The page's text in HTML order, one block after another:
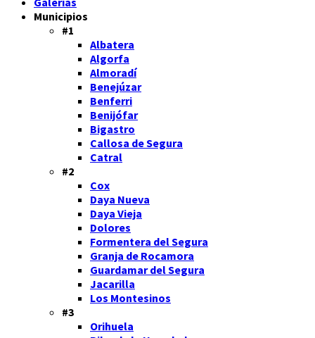
Municipios
#1
Albatera
Algorfa
Almoradí
Benejúzar
Benferri
Benijófar
Bigastro
Callosa de Segura
Catral
#2
Cox
Daya Nueva
Daya Vieja
Dolores
Formentera del Segura
Granja de Rocamora
Guardamar del Segura
Jacarilla
Los Montesinos
#3
Orihuela